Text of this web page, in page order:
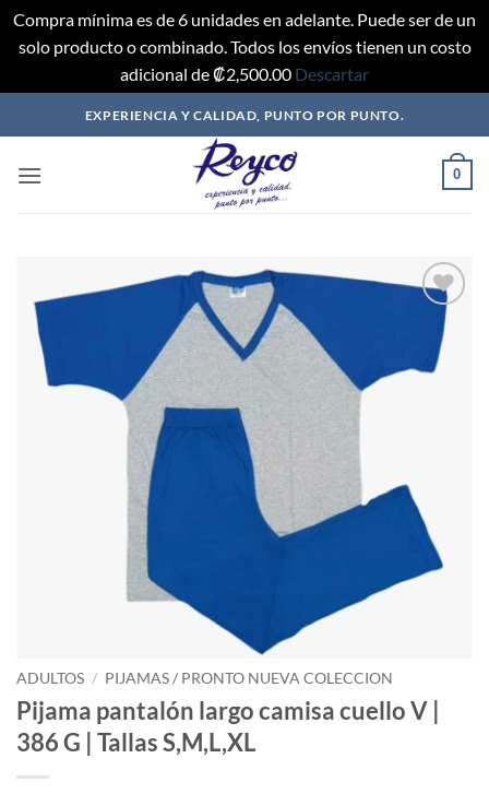
Compra mínima es de 6 unidades en adelante. Puede ser de un
solo producto o combinado. Todos los envíos tienen un costo
adicional de ₡2,500.00 Descartar
al
EXPERIENCIA Y CALIDAD, PUNTO POR PUNTO.
0
Añadir
a mi
lista
ADULTOS / PIJAMAS / PRONTO NUEVA COLECCION
Pijama pantalón largo camisa cuello V |
386 G | Tallas S,M,L,XL